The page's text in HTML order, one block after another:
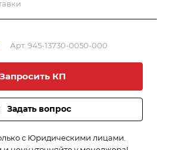
Арт. 945-13730-0050-000
Запросить КП
Задать вопрос
с Юридическими лицами.